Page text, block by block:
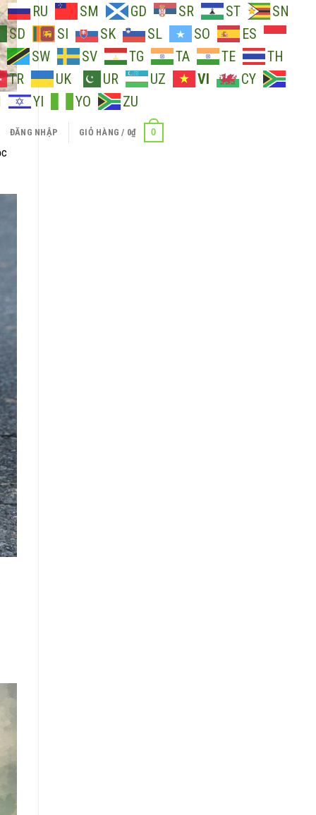
RU SM GD SR ST
SN
SD
SI SK SL SO
ES
SW SV TG TA TE
TH
TR
UK UR UZ VI
CY
YI YO ZU
ĐĂNG NHẬP GIỎ HÀNG / 0₫ 0